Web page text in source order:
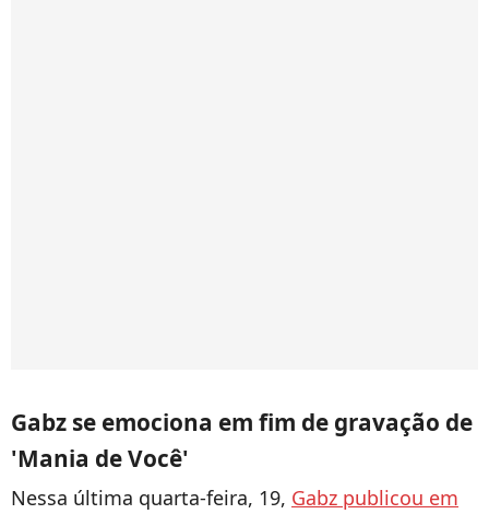
Gabz se emociona em fim de gravação de
'Mania de Você'
Nessa última quarta-feira, 19, Gabz publicou em